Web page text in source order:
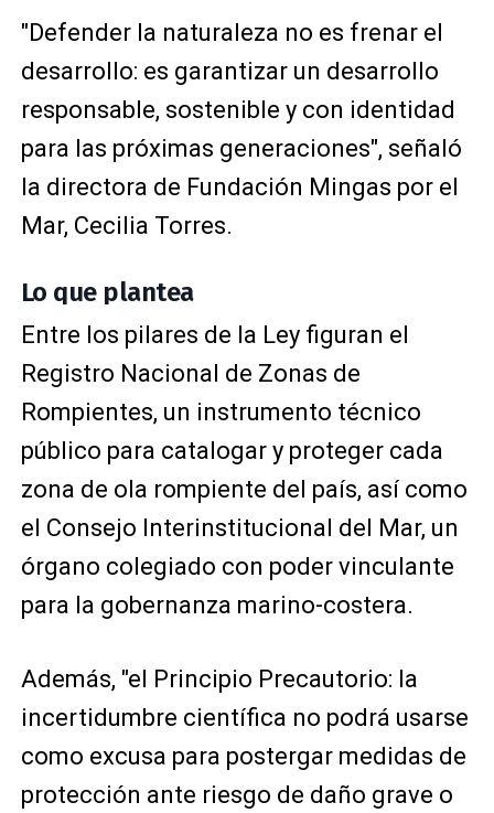
"Defender la naturaleza no es frenar el
desarrollo: es garantizar un desarrollo
responsable, sostenible y con identidad
para las próximas generaciones", señaló
la directora de Fundación Mingas por el
Mar, Cecilia Torres.
Lo que plantea
Entre los pilares de la Ley figuran el
Registro Nacional de Zonas de
Rompientes, un instrumento técnico
público para catalogar y proteger cada
zona de ola rompiente del país, así como
el Consejo Interinstitucional del Mar, un
órgano colegiado con poder vinculante
para la gobernanza marino-costera.
Además, "el Principio Precautorio: la
incertidumbre científica no podrá usarse
como excusa para postergar medidas de
protección ante riesgo de daño grave o